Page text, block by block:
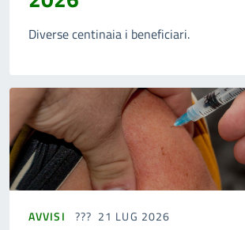
Diverse centinaia i beneficiari.
AVVISI 21 LUG 2026